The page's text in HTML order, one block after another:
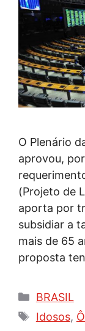
O Plenário
aprovou,
(Projeto de
aporta por
subsidiar a
mais de 65
proposta
Categorias
BRASIL
Tags
Idosos,